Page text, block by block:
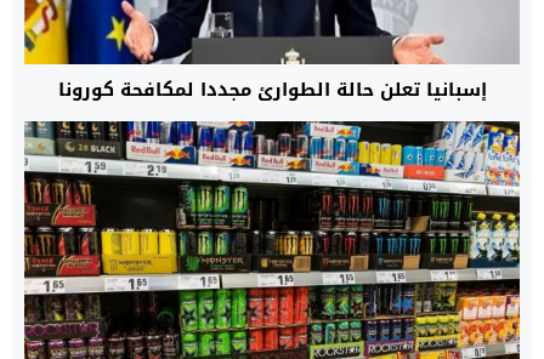
إسبانيا تعلن حالة الطوارئ مجددا لمكافحة كورونا